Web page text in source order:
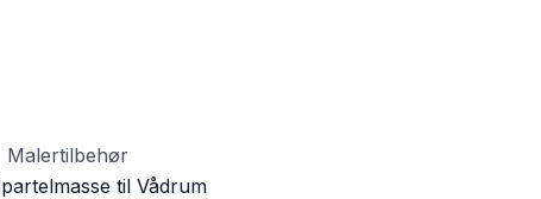
Malertilbehør
til Vådrum